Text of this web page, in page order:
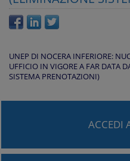
UNEP DI NOCERA INFERIORE:
UFFICIO IN VIGORE A FAR DATA
SISTEMA PRENOTAZIONI)
ACCEDI